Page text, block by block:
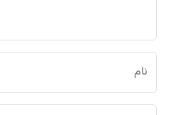
نام